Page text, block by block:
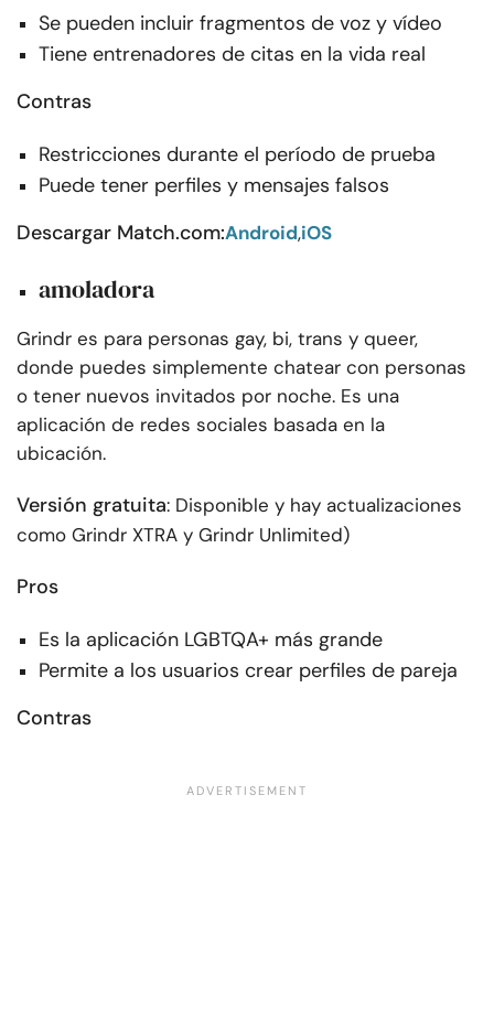
Se pueden incluir fragmentos de voz y vídeo
Tiene entrenadores de citas en la vida real
Contras
Restricciones durante el período de prueba
Puede tener perfiles y mensajes falsos
Descargar Match.com:Android,iOS
amoladora
Grindr es para personas gay, bi, trans y queer,
donde puedes simplemente chatear con personas
o tener nuevos invitados por noche. Es una
aplicación de redes sociales basada en la
ubicación.
Versión gratuita: Disponible y hay actualizaciones
como Grindr XTRA y Grindr Unlimited)
Pros
Es la aplicación LGBTQA+ más grande
Permite a los usuarios crear perfiles de pareja
Contras